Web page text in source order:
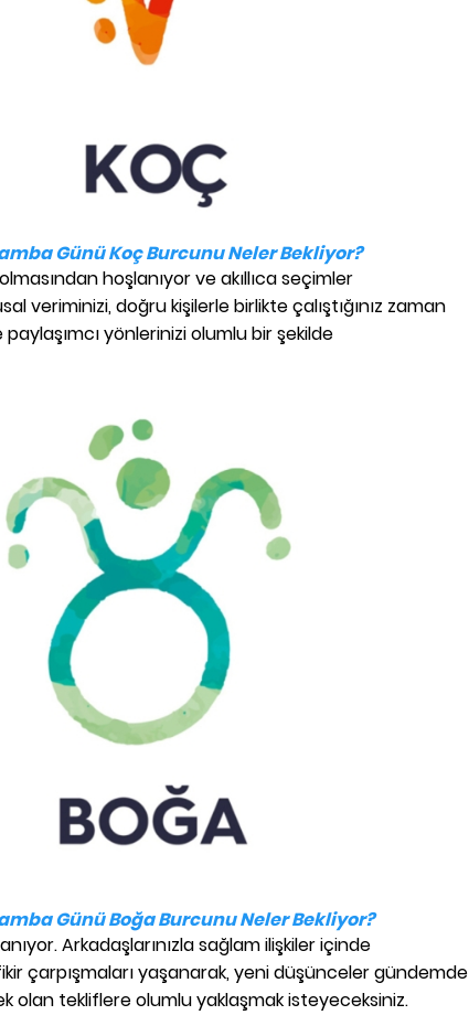
Günü Koç Burcunu Neler Bekliyor?
hoşlanıyor ve akıllıca seçimler
veriminizi, doğru kişilerle birlikte çalıştığınız zaman
yönlerinizi olumlu bir şekilde
Günü Boğa Burcunu Neler Bekliyor?
Arkadaşlarınızla sağlam ilişkiler içinde
fikir çarpışmaları yaşanarak, yeni düşünceler gündemde
olan tekliflere olumlu yaklaşmak isteyeceksiniz.